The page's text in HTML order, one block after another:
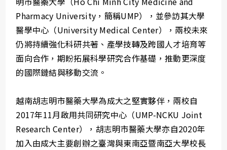
Pharmacy University，簡稱UMP），並參訪其大學
醫學中心（University Medical Center），兩校未來
仍將持續強化科研共著、產學技轉及跨國人才培育等
面向合作，期盼拓展科學研究合作基礎，推動更深度
的國際鏈結與移動交流。
越南胡志明市醫藥大學為成大之堅實夥伴，兩校自
2017年11月啟用共同研究中心（UMP-NCKU Joint
Research Center），胡志明市醫藥大學亦自2020年
加入由成大主要創辦之臺灣與東南亞暨南亞大學校長